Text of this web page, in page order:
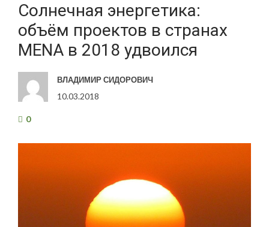
Солнечная энергетика:
объём проектов в странах
MENA в 2018 удвоился
ВЛАДИМИР СИДОРОВИЧ
10.03.2018
0